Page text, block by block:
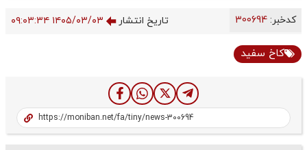
کدخبر: تاریخ انتشار ۱۴۰۵/۰۳/۰۳ ۰۹:۰۳:۳۴
کاخ سفید